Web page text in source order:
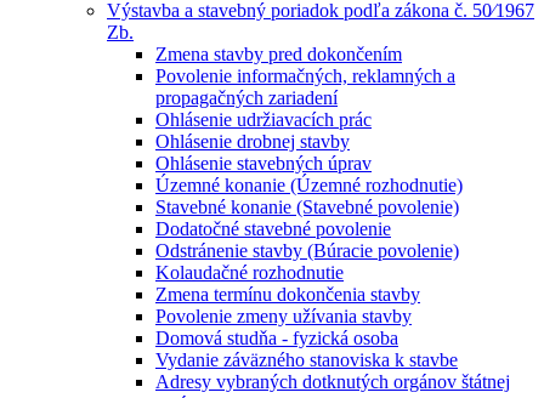
Výstavba a stavebný poriadok podľa zákona č. 50⁄1967
Zb.
Zmena stavby pred dokončením
Povolenie informačných, reklamných a
propagačných zariadení
Ohlásenie udržiavacích prác
Ohlásenie drobnej stavby
Ohlásenie stavebných úprav
Územné konanie (Územné rozhodnutie)
Stavebné konanie (Stavebné povolenie)
Dodatočné stavebné povolenie
Odstránenie stavby (Búracie povolenie)
Kolaudačné rozhodnutie
Zmena termínu dokončenia stavby
Povolenie zmeny užívania stavby
Domová studňa - fyzická osoba
Vydanie záväzného stanoviska k stavbe
Adresy vybraných dotknutých orgánov štátnej